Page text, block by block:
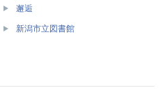
邂逅
新潟市立図書館